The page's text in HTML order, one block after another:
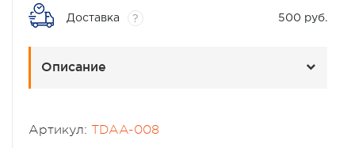
Доставка ? 500 руб.
Описание
Артикул: TDAA-008